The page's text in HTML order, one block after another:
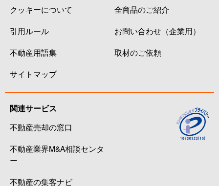
クッキーについて
引用ルール
不動産用語集
サイトマップ
全商品のご紹介
お問い合わせ（企業用）
取材のご依頼
関連サービス
不動産売却の窓口
不動産業界M&A相談センタ
ー
不動産の集客ナビ